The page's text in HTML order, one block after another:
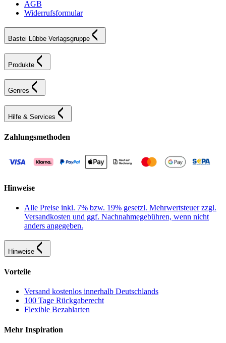
AGB
Widerrufsformular
Bastei Lübbe Verlagsgruppe
Produkte
Genres
Hilfe & Services
Zahlungsmethoden
Hinweise
Alle Preise inkl. 7% bzw. 19% gesetzl. Mehrwertsteuer zzgl.
Versandkosten und ggf. Nachnahmegebühren, wenn nicht
anders angegeben.
Hinweise
Vorteile
Versand kostenlos innerhalb Deutschlands
100 Tage Rückgaberecht
Flexible Bezahlarten
Mehr Inspiration